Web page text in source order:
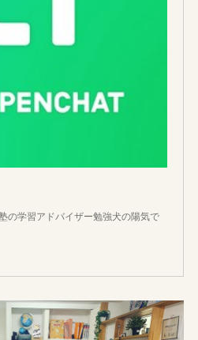
の学習アドバイザー勉強犬の陽気で